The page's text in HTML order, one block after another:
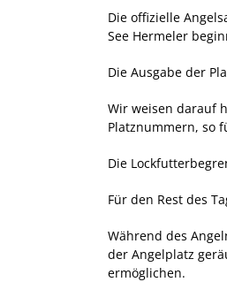
Die offizielle
See Hermeler
Die Ausgabe der
Wir weisen darauf
Platznummern, so
Die
Für den Rest des
Während des
der Angelplatz
ermöglichen.